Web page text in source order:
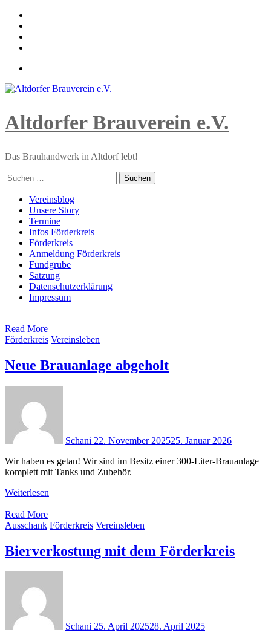
Skip
content
Altdorfer Brauverein e.V.
Das Brauhandwerk in Altdorf lebt!
Suchen
nach:
Primary
Menu
Vereinsblog
Unsere Story
Termine
Infos Förderkreis
Förderkreis
Anmeldung Förderkreis
Fundgrube
Satzung
Datenschutzerklärung
Impressum
Read More
Förderkreis Vereinsleben
Neue Brauanlage abgeholt
Schani 22. November 202525. Januar 2026
Wir haben es getan! Wir sind im Besitz einer 300-Liter-Brauanlage
komplett mit Tanks und Zubehör.
Weiterlesen
Read More
Ausschank Förderkreis Vereinsleben
Bierverkostung mit dem Förderkreis
Schani 25. April 202528. April 2025